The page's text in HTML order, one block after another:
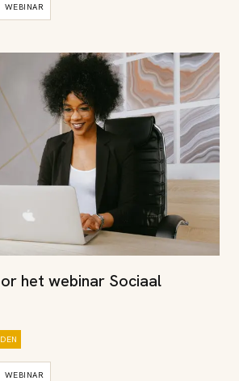
WEBINAR
het webinar Sociaal
WEBINAR